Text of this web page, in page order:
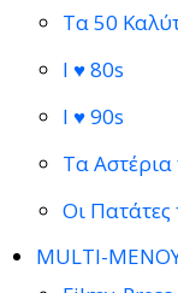
Τα 50
I ♥ 80s
I ♥ 90s
Τα Αστέρια
Οι Πατάτες
MULTI-